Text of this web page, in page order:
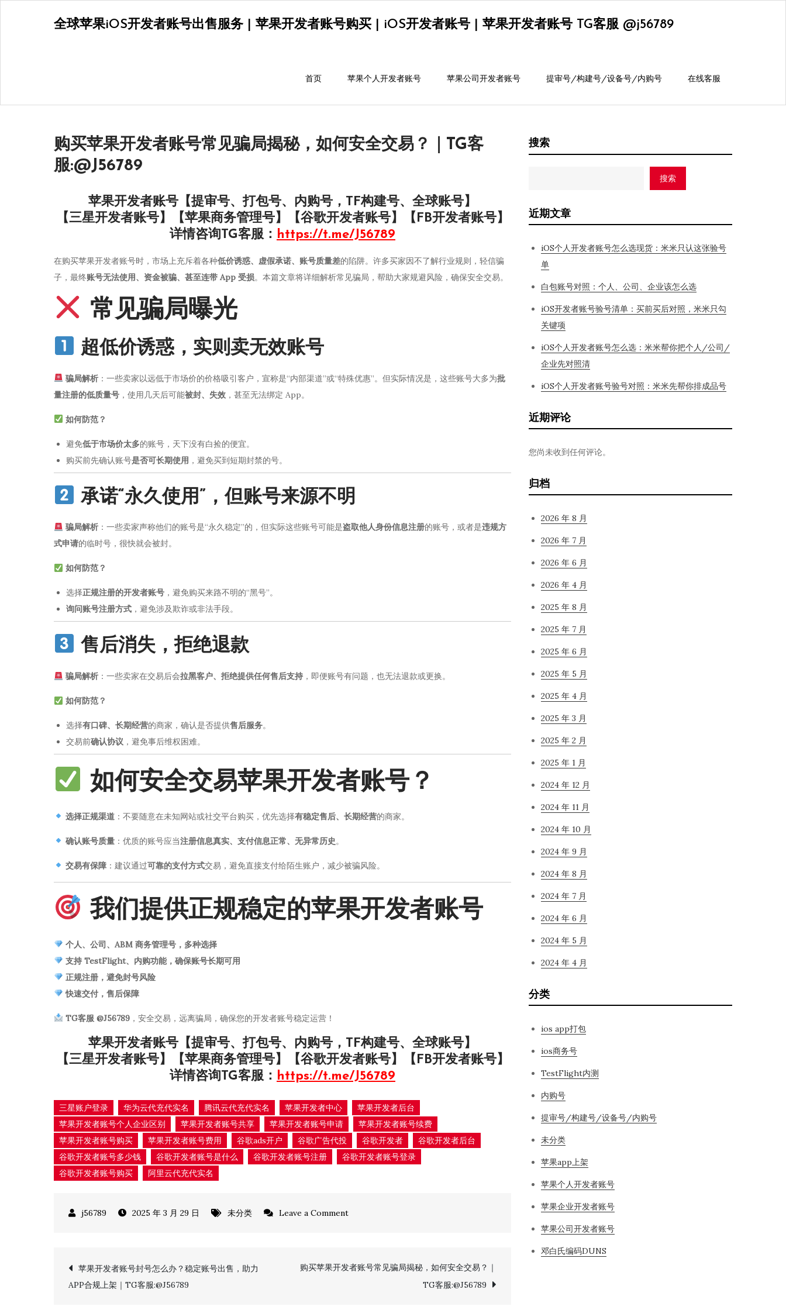
全球苹果iOS开发者账号出售服务 | 苹果开发者账号购买 | iOS开发者账号 | 苹果开发者账号 TG客服 @j56789
首页 苹果个人开发者账号 苹果公司开发者账号 提审号/构建号/设备号/内购号 在线客服
购买苹果开发者账号常见骗局揭秘，如何安全交易？｜TG客
服:@J56789
苹果开发者账号【提审号、打包号、内购号，TF构建号、全球账号】
【三星开发者账号】【苹果商务管理号】【谷歌开发者账号】【FB开发者账号】
详情咨询TG客服： https://t.me/J56789
在购买苹果开发者账号时，市场上充斥着各种低价诱惑、虚假承诺、账号质量差的陷阱。许多买家因不了解行业规则，轻信骗
子，最终账号无法使用、资金被骗、甚至连带 App 受损。本篇文章将详细解析常见骗局，帮助大家规避风险，确保安全交易。
常见骗局曝光
超低价诱惑，实则卖无效账号
骗局解析：一些卖家以远低于市场价的价格吸引客户，宣称是“内部渠道”或“特殊优惠”。但实际情况是，这些账号大多为批
量注册的低质量号 ，使用几天后可能被封、失效 ，甚至无法绑定 App。
如何防范？
避免低于市场价太多的账号，天下没有白捡的便宜。
购买前先确认账号是否可长期使用 ，避免买到短期封禁的号。
承诺“永久使用”，但账号来源不明
骗局解析：一些卖家声称他们的账号是“永久稳定”的，但实际这些账号可能是盗取他人身份信息注册的账号，或者是违规方
式申请的临时号，很快就会被封。
如何防范？
选择正规注册的开发者账号 ，避免购买来路不明的“黑号”。
询问账号注册方式 ，避免涉及欺诈或非法手段。
售后消失，拒绝退款
骗局解析：一些卖家在交易后会拉黑客户、拒绝提供任何售后支持，即便账号有问题，也无法退款或更换。
如何防范？
选择有口碑、长期经营的商家，确认是否提供售后服务。
交易前确认协议 ，避免事后维权困难。
如何安全交易苹果开发者账号？
选择正规渠道：不要随意在未知网站或社交平台购买，优先选择有稳定售后、长期经营的商家。
确认账号质量：优质的账号应当注册信息真实、支付信息正常、无异常历史。
交易有保障：建议通过可靠的支付方式交易，避免直接支付给陌生账户，减少被骗风险。
我们提供正规稳定的苹果开发者账号
个人、公司、ABM 商务管理号，多种选择
支持 TestFlight、内购功能，确保账号长期可用
正规注册，避免封号风险
快速交付，售后保障
TG客服 @J56789，安全交易，远离骗局，确保您的开发者账号稳定运营！
苹果开发者账号【提审号、打包号、内购号，TF构建号、全球账号】
【三星开发者账号】【苹果商务管理号】【谷歌开发者账号】【FB开发者账号】
详情咨询TG客服： https://t.me/J56789
三星账户登录 华为云代充代实名 腾讯云代充代实名 苹果开发者中心
苹果开发者后台
苹果开发者账号个人企业区别
苹果开发者账号共享 苹果开发者账号申请
苹果开发者账号续费
苹果开发者账号购买
苹果开发者账号费用 谷歌ads开户 谷歌广告代投 谷歌开发者
谷歌开发者后台
谷歌开发者账号多少钱
谷歌开发者账号是什么 谷歌开发者账号注册
谷歌开发者账号登录
谷歌开发者账号购买
阿里云代充代实名
2025 年 3 月 29 日 未分类 Leave a Commenton
苹
文
苹果开发者账号封号怎么办？稳定账号出售，助力
APP合规上架｜TG客服:@J56789
购买苹果开发者账号常见骗局揭秘，如何安全交易？｜
TG客服:@J56789
搜索
搜索
近期文章
iOS个人开发者账号怎么选现货：米米只认这张验号
单
白包账号对照：个人、公司、企业该怎么选
iOS开发者账号验号清单：买前买后对照，米米只勾
关键项
iOS个人开发者账号怎么选：米米帮你把个人/公司/
企业先对照清
iOS个人开发者账号验号对照：米米先帮你排成品号
近期评论
您尚未收到任何评论。
归档
2026 年 8 月
2026 年 7 月
2026 年 6 月
2026 年 4 月
2025 年 8 月
2025 年 7 月
2025 年 6 月
2025 年 5 月
2025 年 4 月
2025 年 3 月
2025 年 2 月
2025 年 1 月
2024 年 12 月
2024 年 11 月
2024 年 10 月
2024 年 9 月
2024 年 8 月
2024 年 7 月
2024 年 6 月
2024 年 5 月
2024 年 4 月
分类
ios app打包
ios商务号
TestFlight内测
内购号
提审号/构建号/设备号/内购号
未分类
苹果app上架
苹果个人开发者账号
苹果企业开发者账号
苹果公司开发者账号
邓白氏编码DUNS